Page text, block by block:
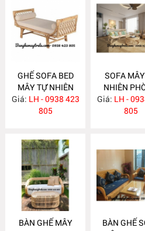
GHẾ SOFA BED
MÂY TỰ NHIÊN
MA615
Giá: LH - 0938 423
805
SOFA
NHIÊN
KHÁCH
Giá: LH -
805
BÀN GHẾ MÂY
BÀN GHẾ